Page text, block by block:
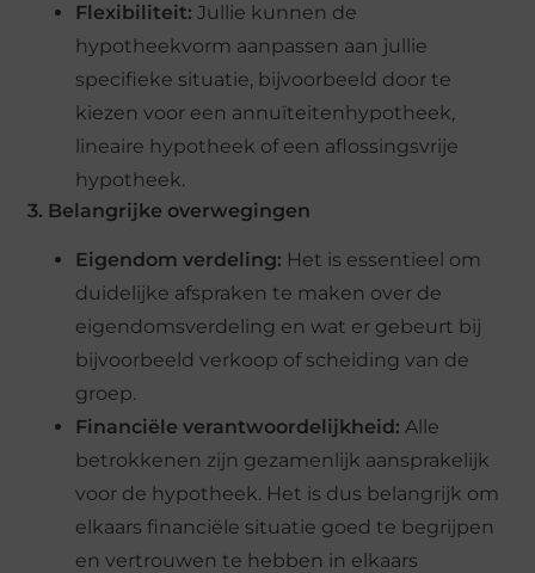
Flexibiliteit: Jullie kunnen de
hypotheekvorm aanpassen aan jullie
specifieke situatie, bijvoorbeeld door te
kiezen voor een annuïteitenhypotheek,
lineaire hypotheek of een aflossingsvrije
hypotheek.
3. Belangrijke overwegingen
Eigendom verdeling: Het is essentieel om
duidelijke afspraken te maken over de
eigendomsverdeling en wat er gebeurt bij
bijvoorbeeld verkoop of scheiding van de
groep.
Financiële verantwoordelijkheid: Alle
betrokkenen zijn gezamenlijk aansprakelijk
voor de hypotheek. Het is dus belangrijk om
elkaars financiële situatie goed te begrijpen
en vertrouwen te hebben in elkaars